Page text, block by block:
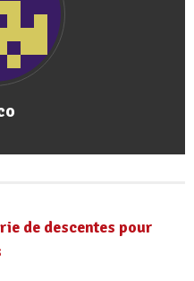
de descentes pour